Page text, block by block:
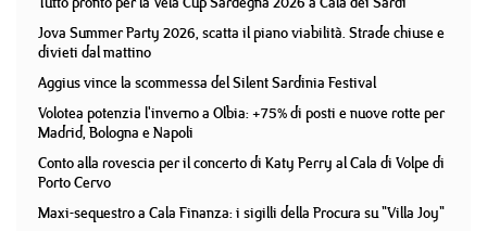
Jova Summer Party 2026, scatta il piano viabilità. Strade chiuse e
divieti dal mattino
Aggius vince la scommessa del Silent Sardinia Festival
Volotea potenzia l'inverno a Olbia: +75% di posti e nuove rotte per
Madrid, Bologna e Napoli
Conto alla rovescia per il concerto di Katy Perry al Cala di Volpe di
Porto Cervo
Maxi-sequestro a Cala Finanza: i sigilli della Procura su "Villa Joy"